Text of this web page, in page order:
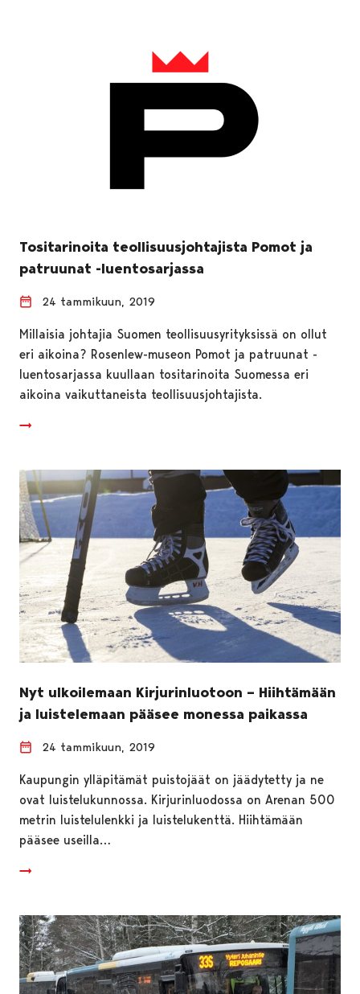
Tositarinoita teollisuusjohtajista Pomot ja
patruunat -luentosarjassa
24 tammikuun, 2019
Millaisia johtajia Suomen teollisuusyrityksissä on ollut
eri aikoina? Rosenlew-museon Pomot ja patruunat -
luentosarjassa kuullaan tositarinoita Suomessa eri
aikoina vaikuttaneista teollisuusjohtajista.
Nyt ulkoilemaan Kirjurinluotoon – Hiihtämään
ja luistelemaan pääsee monessa paikassa
24 tammikuun, 2019
Kaupungin ylläpitämät puistojäät on jäädytetty ja ne
ovat luistelukunnossa. Kirjurinluodossa on Arenan 500
metrin luistelulenkki ja luistelukenttä. Hiihtämään
pääsee useilla…